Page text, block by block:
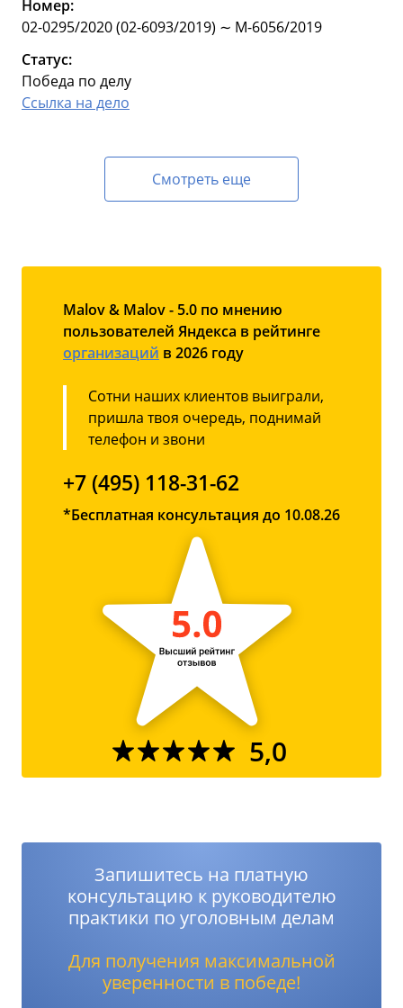
Номер:
02-0295/2020 (02-6093/2019) ∼ М-6056/2019
Статус:
Победа по делу
Ссылка на дело
Смотреть еще
Malov & Malov - 5.0 по мнению
пользователей Яндекса в рейтинге
организаций в 2026 году
Сотни наших клиентов выиграли,
пришла твоя очередь, поднимай
телефон и звони
+7 (495) 118-31-62
*Бесплатная консультация до 10.08.26
5,0
Запишитесь на платную
консультацию к руководителю
практики по уголовным делам
Для получения максимальной
уверенности в победе!